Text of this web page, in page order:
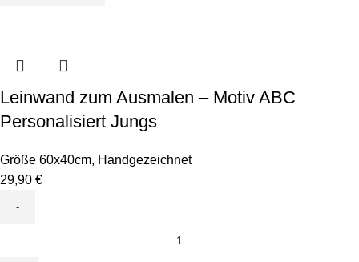
Leinwand zum Ausmalen – Motiv ABC
Personalisiert Jungs
Größe 60x40cm, Handgezeichnet
29,90 €